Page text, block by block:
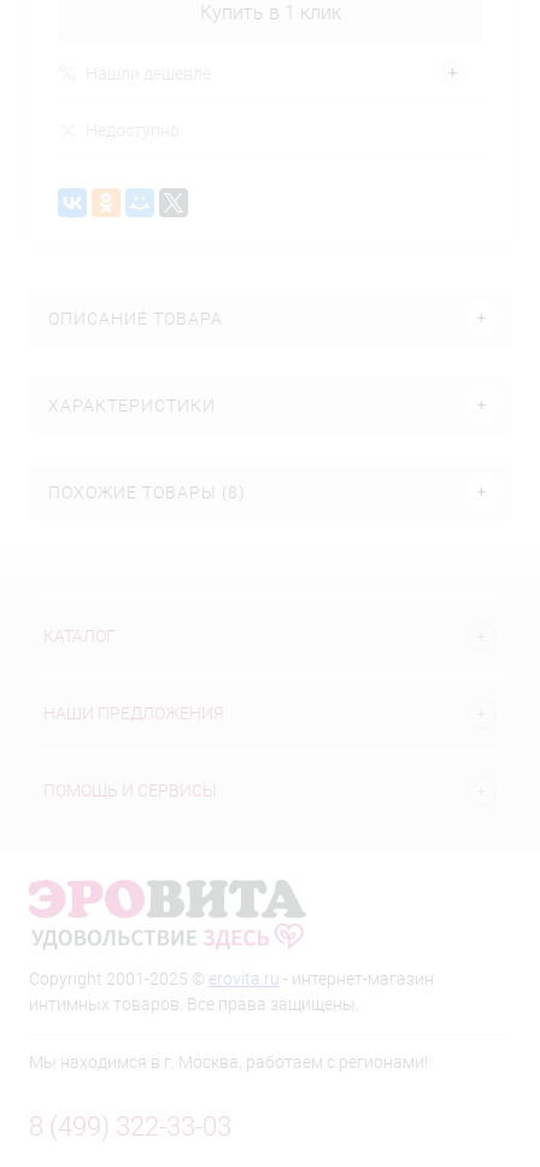
Купить в 1 клик
ОПИСАНИЕ ТОВАРА
ХАРАКТЕРИСТИКИ
ПОХОЖИЕ ТОВАРЫ (8)
КАТАЛОГ
НАШИ ПРЕДЛОЖЕНИЯ
ПОМОЩЬ И СЕРВИСЫ
Copyright 2001-2025 © erovita.ru - интернет-магазин
интимных товаров. Все права защищены.
Мы находимся в г. Москва, работаем с регионами!
8 (499) 322-33-03